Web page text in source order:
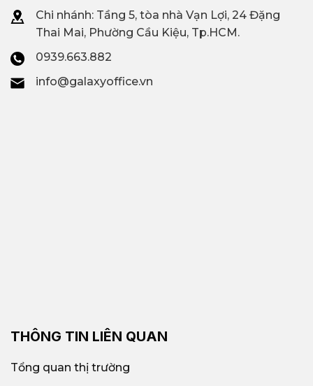
Chi nhánh: Tầng 5, tòa nhà Vạn Lợi, 24 Đặng
Thai Mai, Phường Cầu Kiệu, Tp.HCM.
0939.663.882
info@galaxyoffice.vn
THÔNG TIN LIÊN QUAN
Tổng quan thị trường